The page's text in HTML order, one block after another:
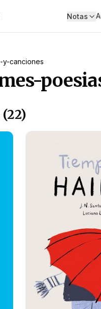
Notas
y-canciones